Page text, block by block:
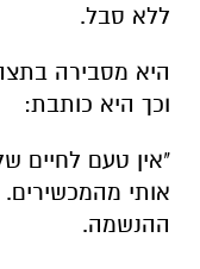
ללא סבל.
היא מסבירה
וכך היא כותבת:
"אין טעם לחיים
אותי
ההנשמה.